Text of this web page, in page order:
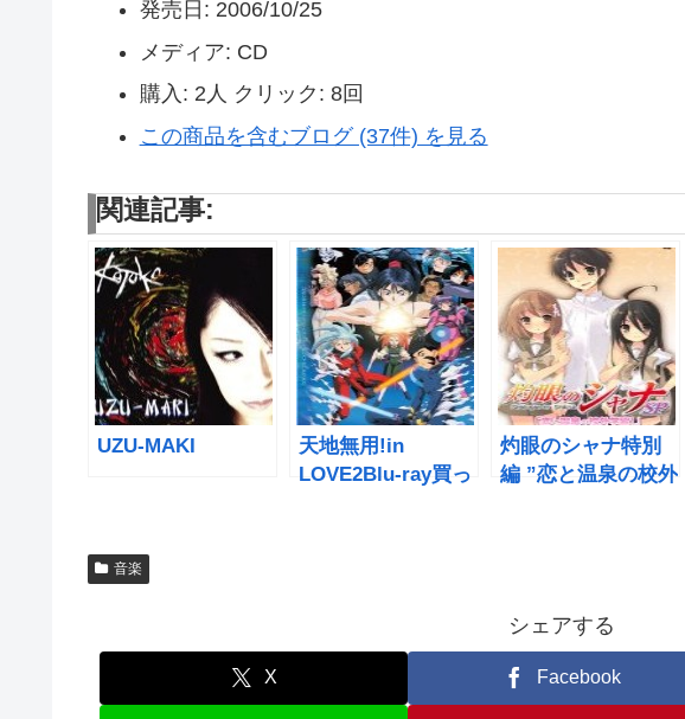
発売日: 2006/10/25
メディア: CD
購入 : 2人 クリック : 8回
この商品を含むブログ (37件) を見る
関連記事:
UZU-MAKI
天地無用!in
LOVE2Blu-ray買っ
灼眼のシャナ特別
編 ”恋と温泉の校外
音楽
シェアする
X Facebook